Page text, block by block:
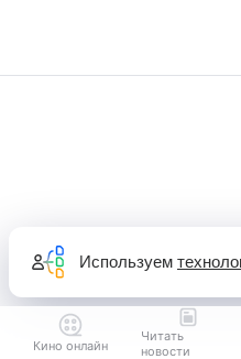
Кино онлайн
Читать
новости
Используем